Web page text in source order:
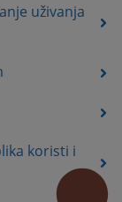
uživanja
koristi i